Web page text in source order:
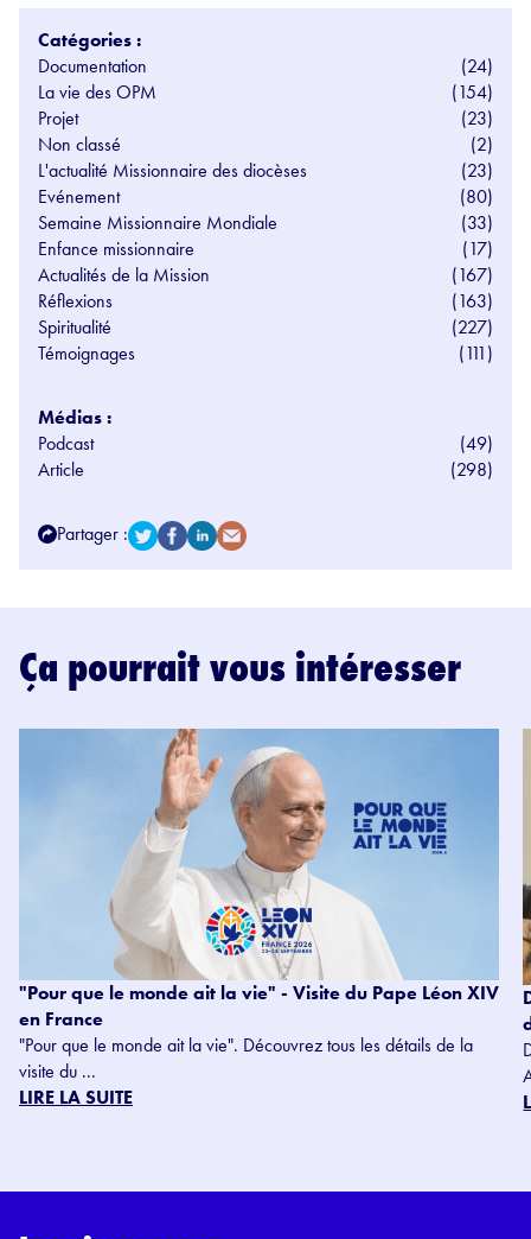
Catégories :
Documentation
(24)
La vie des OPM
(154)
Projet
(23)
Non classé
(2)
L'actualité Missionnaire des diocèses
(23)
Evénement
(80)
Semaine Missionnaire Mondiale
(33)
Enfance missionnaire
(17)
Actualités de la Mission
(167)
Réflexions
(163)
Spiritualité
(227)
Témoignages
(111)
Médias :
Podcast
(49)
Article
(298)
Partager :
Ça pourrait vous intéresser
"Pour que le monde ait la vie" - Visite du Pape Léon XIV
en France
"Pour que le monde ait la vie". Découvrez tous les détails de la
visite du ...
LIRE LA SUITE